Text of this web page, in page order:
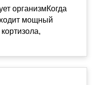
организмКогда
мощный